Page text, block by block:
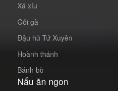
Xá xíu
Gỏi gà
Đậu hũ Tứ Xuyên
Hoành thánh
Bánh bò
Nấu ăn ngon